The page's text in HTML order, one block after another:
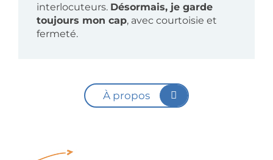
interlocuteurs. Désormais, je garde
toujours mon cap, avec courtoisie et
fermeté.
À propos